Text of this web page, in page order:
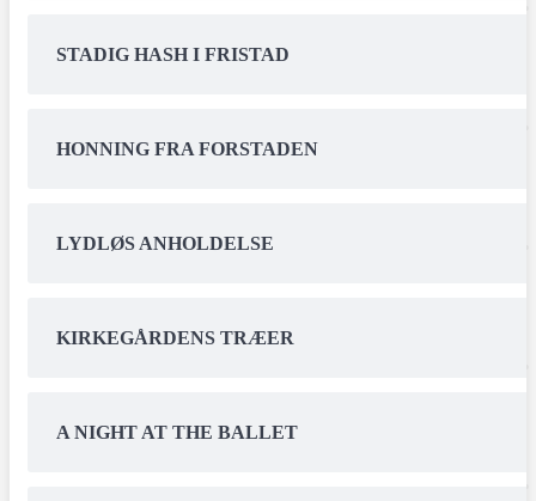
STADIG HASH I FRISTAD
HONNING FRA FORSTADEN
LYDLØS ANHOLDELSE
KIRKEGÅRDENS TRÆER
A NIGHT AT THE BALLET